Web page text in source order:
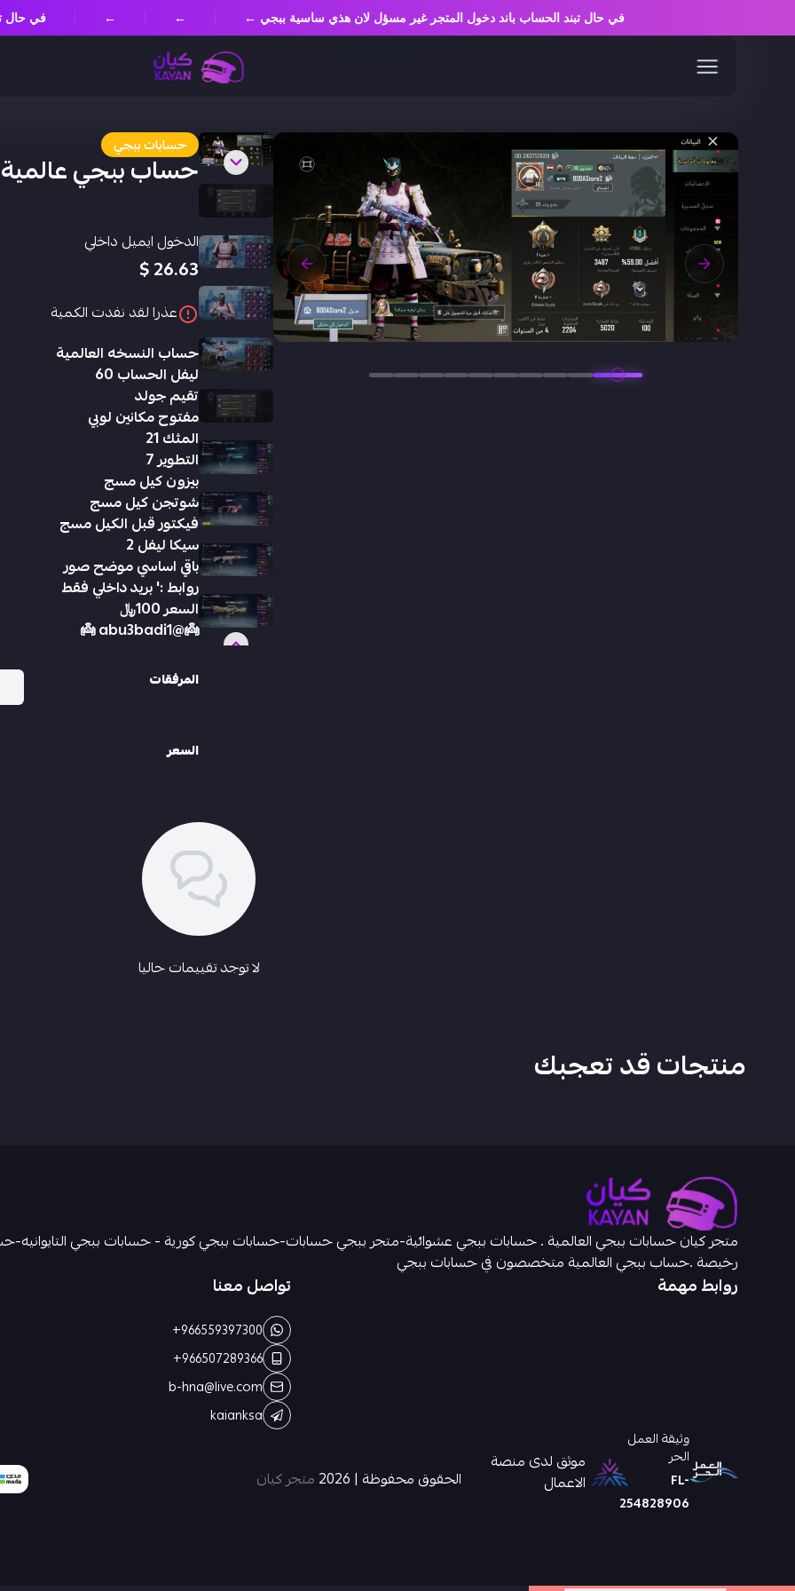
حسابات ببجي
حساب ببجي عالمية
الدخول ايميل داخلي
26.63 $
عذرا لقد نفدت الكمية
حساب النسخه العالمية
ليفل الحساب 60
تقيم جولد
مفتوح مكانين لوبي
المثك 21
التطوير 7
بيزون كيل مسج
شوتجن كيل مسج
فيكتور قبل الكيل مسج
سيكا ليفل 2
باقي اساسي موضح صور
روابط :' بريد داخلي فقط
السعر 100﷼
👼@abu3badi1 👼
المرفقات
السعر
لا توجد تقييمات حاليا
منتجات قد تعجبك
رخيصة .حساب ببجي العالمية متخصصون في حسابات ببجي
روابط مهمة تواصل معنا
+966559397300
+966507289366
b-hna@live.com
kaianksa
وثيقة العمل
الحر
FL-
254828906
موثق لدى منصة
الاعمال
الحقوق محفوظة | 2026 متجر كيان
في حال تبند الحساب باند دخول المتجر غير مسؤل لان هذي ساسية ببجي ← في